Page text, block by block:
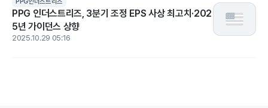
PPG 인더스트리즈, 3분기 조정 EPS 사상 최고치·202
5년 가이던스 상향
2025.10.29 05:16